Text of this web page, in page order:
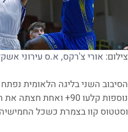
צילום: אורי צ'רקס, א.ס עירוני
וסטטוס קוו בצמרת כשכל